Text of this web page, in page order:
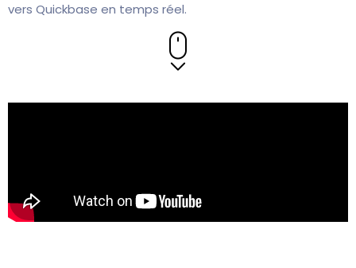
vers Quickbase en temps réel.